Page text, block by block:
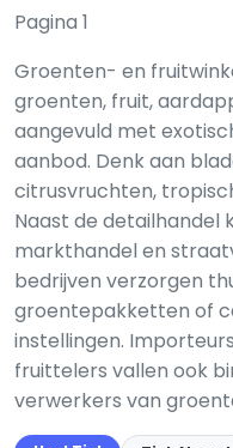
Pagina 1
Groenten- en
groenten, fruit,
aangevuld met
aanbod. Denk aan
citrusvruchten,
Naast de detailhandel
markthandel en
bedrijven verzorgen
groentepakketten of
instellingen.
fruittelers vallen ook
verwerkers van